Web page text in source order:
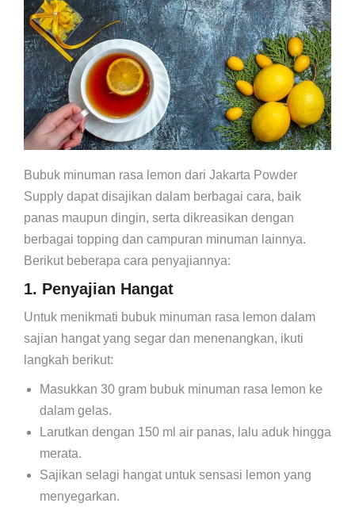
Bubuk minuman rasa lemon dari Jakarta Powder
Supply dapat disajikan dalam berbagai cara, baik
panas maupun dingin, serta dikreasikan dengan
berbagai topping dan campuran minuman lainnya.
Berikut beberapa cara penyajiannya:
1. Penyajian Hangat
Untuk menikmati bubuk minuman rasa lemon dalam
sajian hangat yang segar dan menenangkan, ikuti
langkah berikut:
Masukkan 30 gram bubuk minuman rasa lemon ke
dalam gelas.
Larutkan dengan 150 ml air panas, lalu aduk hingga
merata.
Sajikan selagi hangat untuk sensasi lemon yang
menyegarkan.